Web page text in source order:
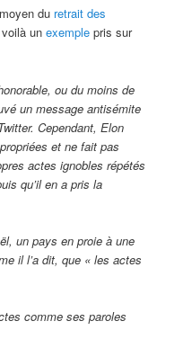
du retrait des
voilà unexemple pris sur
ou du moins de
un message antisémite
Cependant, Elon
et ne fait pas
actes ignobles répétés
qu’il en a pris la
un pays en proie à une
il l’a dit, que « les actes
comme ses paroles